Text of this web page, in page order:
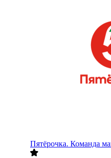
Пятёрочка. Команда